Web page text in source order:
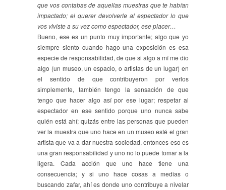
que vos contabas de aquellas muestras que te habían
impactado; el querer devolverle al espectador lo que
vos viviste a su vez como espectador, ese placer…
Bueno, ese es un punto muy importante; algo que yo
siempre siento cuando hago una exposición es esa
especie de responsabilidad, de que si algo a mí me dio
algo (un museo, un espacio, o artistas de un lugar) en
el sentido de que contribuyeron por verlos
simplemente, también tengo la sensación de que
tengo que hacer algo así por ese lugar; respetar al
espectador en ese sentido porque uno nunca sabe
quién está ahí; quizás entre las personas que pueden
ver la muestra que uno hace en un museo esté el gran
artista que va a dar nuestra sociedad, entonces eso es
una gran responsabilidad y uno no lo puede tomar a la
ligera. Cada acción que uno hace tiene una
consecuencia; y si uno hace cosas a medias o
buscando zafar, ahí es donde uno contribuye a nivelar